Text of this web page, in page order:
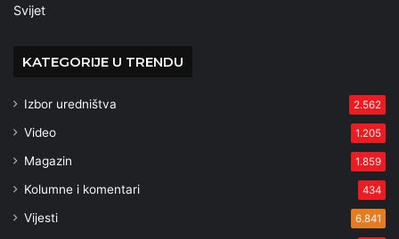
Svijet
KATEGORIJE U TRENDU
Izbor uredništva 2.562
Video 1.205
Magazin 1.859
Kolumne i komentari 434
Vijesti 6.841